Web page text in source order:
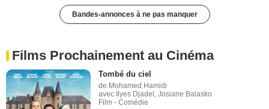
Bandes-annonces à ne pas manquer
Films Prochainement au Cinéma
Tombé du ciel
de Mohamed Hamidi
avec Ilyes Djadel, Josiane Balasko
Film - Comédie